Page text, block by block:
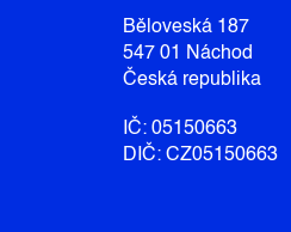
Běloveská 187
547 01 Náchod
Česká republika
IČ: 05150663
DIČ: CZ05150663